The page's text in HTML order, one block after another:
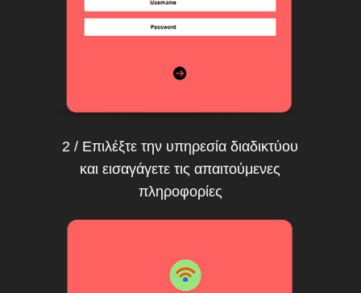
2 / Επιλέξτε την υπηρεσία διαδικτύου
και εισαγάγετε τις απαιτούμενες
πληροφορίες